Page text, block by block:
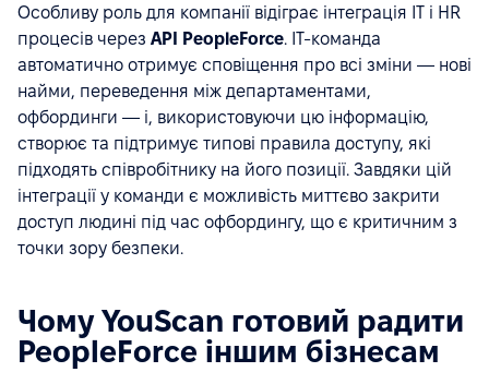
Особливу роль для компанії відіграє інтеграція IT і HR
процесів через API PeopleForce. IT-команда
автоматично отримує сповіщення про всі зміни — нові
найми, переведення між департаментами,
офбординги — і, використовуючи цю інформацію,
створює та підтримує типові правила доступу, які
підходять співробітнику на його позиції. Завдяки цій
інтеграції у команди є можливість миттєво закрити
доступ людині під час офбордингу, що є критичним з
точки зору безпеки.
Чому YouScan готовий радити
PeopleForce іншим бізнесам